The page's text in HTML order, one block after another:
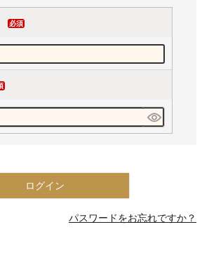
ログイン
パスワードをお忘れですか？